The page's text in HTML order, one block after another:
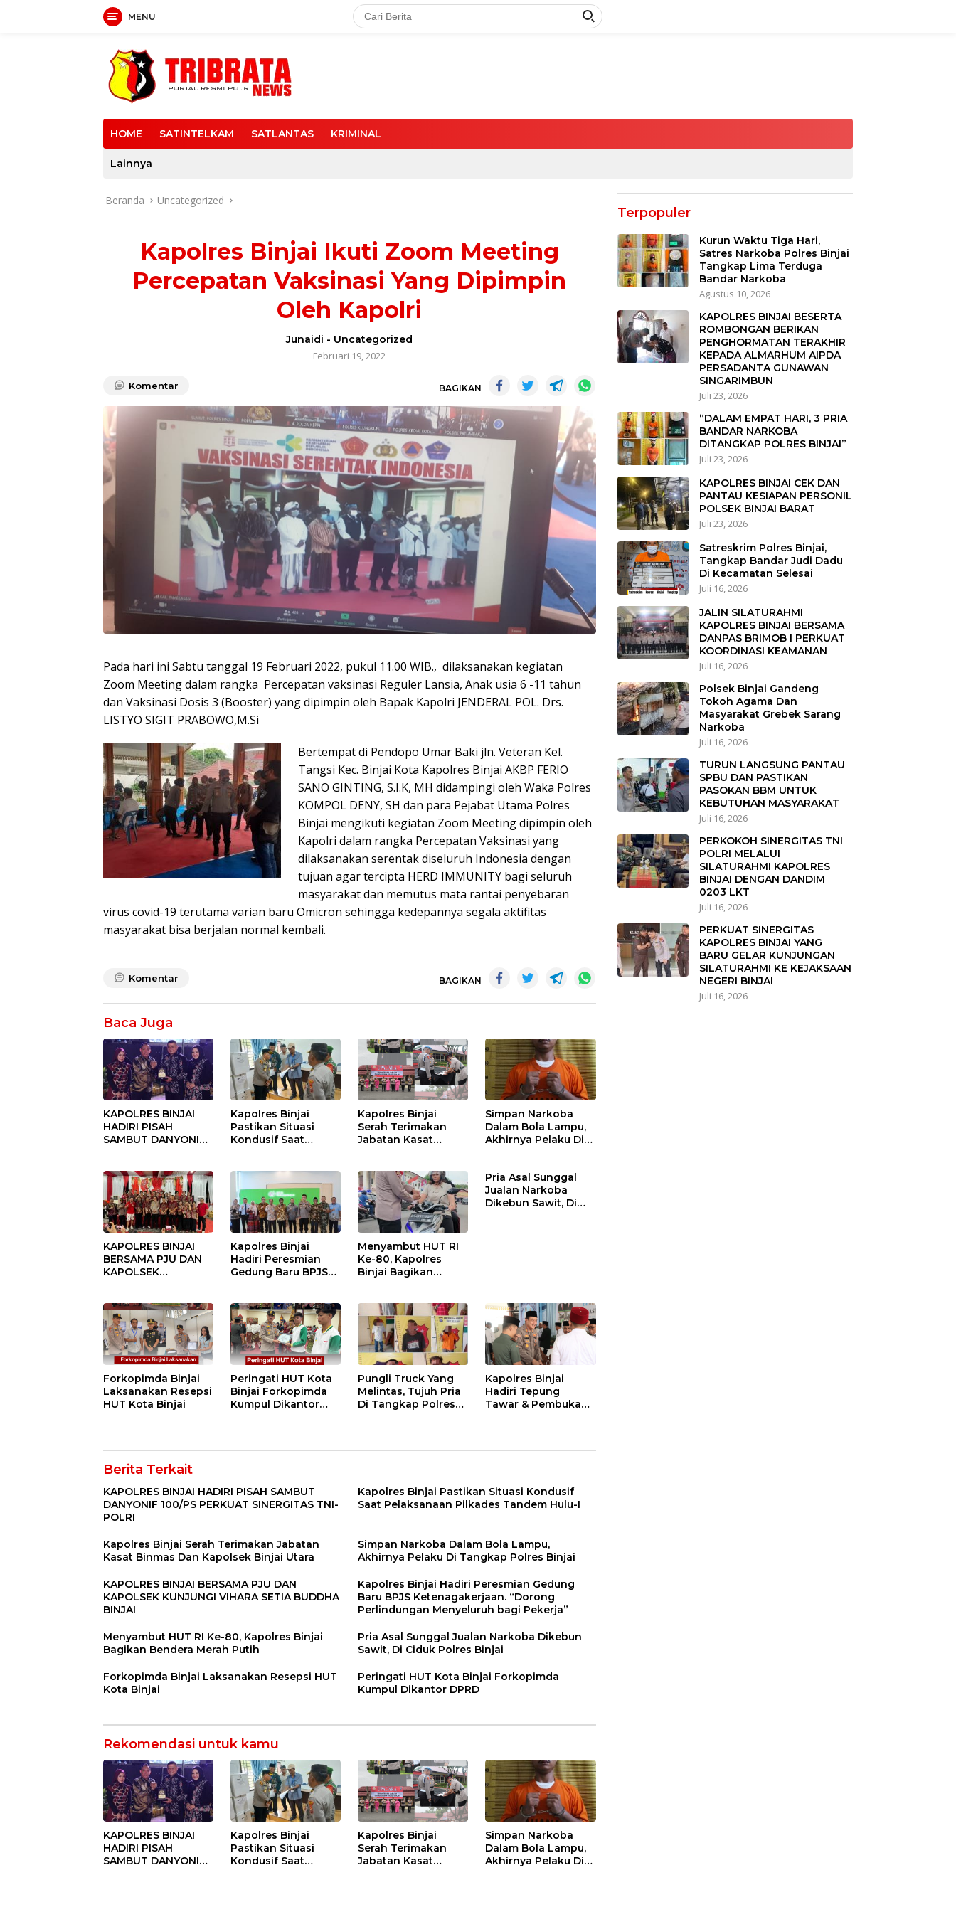
MENU
HOME SATINTELKAM SATLANTAS KRIMINAL
Lainnya
Beranda Uncategorized
Kapolres Binjai Ikuti Zoom Meeting
Percepatan Vaksinasi Yang Dipimpin
Oleh Kapolri
Junaidi - Uncategorized
Februari 19, 2022
Komentar BAGIKAN
Pada hari ini Sabtu tanggal 19 Februari 2022, pukul 11.00 WIB., dilaksanakan kegiatan
Zoom Meeting dalam rangka Percepatan vaksinasi Reguler Lansia, Anak usia 6 -11 tahun
dan Vaksinasi Dosis 3 (Booster) yang dipimpin oleh Bapak Kapolri JENDERAL POL. Drs.
LISTYO SIGIT PRABOWO,M.Si
Bertempat di Pendopo Umar Baki jln. Veteran Kel.
Tangsi Kec. Binjai Kota Kapolres Binjai AKBP FERIO
SANO GINTING, S.I.K, MH didampingi oleh Waka Polres
KOMPOL DENY, SH dan para Pejabat Utama Polres
Binjai mengikuti kegiatan Zoom Meeting dipimpin oleh
Kapolri dalam rangka Percepatan Vaksinasi yang
dilaksanakan serentak diseluruh Indonesia dengan
tujuan agar tercipta HERD IMMUNITY bagi seluruh
masyarakat dan memutus mata rantai penyebaran
virus covid-19 terutama varian baru Omicron sehingga kedepannya segala aktifitas
masyarakat bisa berjalan normal kembali.
Komentar BAGIKAN
Baca Juga
KAPOLRES BINJAI
HADIRI PISAH
SAMBUT DANYONIF
POLRI
Kapolres Binjai
Pastikan Situasi
Kondusif Saat
Hulu-I
Kapolres Binjai
Serah Terimakan
Jabatan Kasat
Utara
Simpan Narkoba
Dalam Bola Lampu,
Akhirnya Pelaku Di
KAPOLRES BINJAI
BERSAMA PJU DAN
KAPOLSEK
BINJAI
Kapolres Binjai
Hadiri Peresmian
Gedung Baru BPJS
Perlindungan
Menyeluruh bagi
Pekerja”
Menyambut HUT RI
Ke-80, Kapolres
Binjai Bagikan
Pria Asal Sunggal
Jualan Narkoba
Dikebun Sawit, Di
Forkopimda Binjai
Laksanakan Resepsi
HUT Kota Binjai
Peringati HUT Kota
Binjai Forkopimda
Kumpul Dikantor
Pungli Truck Yang
Melintas, Tujuh Pria
Di Tangkap Polres
Kapolres Binjai
Hadiri Tepung
Tawar & Pembukaan
Berita Terkait
KAPOLRES BINJAI HADIRI PISAH SAMBUT
DANYONIF 100/PS PERKUAT SINERGITAS TNI-
POLRI
Kapolres Binjai Pastikan Situasi Kondusif
Saat Pelaksanaan Pilkades Tandem Hulu-I
Kapolres Binjai Serah Terimakan Jabatan
Kasat Binmas Dan Kapolsek Binjai Utara
Simpan Narkoba Dalam Bola Lampu,
Akhirnya Pelaku Di Tangkap Polres Binjai
KAPOLRES BINJAI BERSAMA PJU DAN
KAPOLSEK KUNJUNGI VIHARA SETIA BUDDHA
BINJAI
Kapolres Binjai Hadiri Peresmian Gedung
Baru BPJS Ketenagakerjaan. “Dorong
Perlindungan Menyeluruh bagi Pekerja”
Menyambut HUT RI Ke-80, Kapolres Binjai
Bagikan Bendera Merah Putih
Pria Asal Sunggal Jualan Narkoba Dikebun
Sawit, Di Ciduk Polres Binjai
Forkopimda Binjai Laksanakan Resepsi HUT
Kota Binjai
Peringati HUT Kota Binjai Forkopimda
Kumpul Dikantor DPRD
Rekomendasi untuk kamu
KAPOLRES BINJAI
HADIRI PISAH
SAMBUT DANYONIF
Kapolres Binjai
Pastikan Situasi
Kondusif Saat
Kapolres Binjai
Serah Terimakan
Jabatan Kasat
Simpan Narkoba
Dalam Bola Lampu,
Akhirnya Pelaku Di
Terpopuler
Kurun Waktu Tiga Hari,
Satres Narkoba Polres Binjai
Tangkap Lima Terduga
Bandar Narkoba
Agustus 10, 2026
KAPOLRES BINJAI BESERTA
ROMBONGAN BERIKAN
PENGHORMATAN TERAKHIR
KEPADA ALMARHUM AIPDA
PERSADANTA GUNAWAN
SINGARIMBUN
Juli 23, 2026
“DALAM EMPAT HARI, 3 PRIA
BANDAR NARKOBA
DITANGKAP POLRES BINJAI”
Juli 23, 2026
KAPOLRES BINJAI CEK DAN
PANTAU KESIAPAN PERSONIL
POLSEK BINJAI BARAT
Juli 23, 2026
Satreskrim Polres Binjai,
Tangkap Bandar Judi Dadu
Di Kecamatan Selesai
Juli 16, 2026
JALIN SILATURAHMI
KAPOLRES BINJAI BERSAMA
DANPAS BRIMOB I PERKUAT
KOORDINASI KEAMANAN
Juli 16, 2026
Polsek Binjai Gandeng
Tokoh Agama Dan
Masyarakat Grebek Sarang
Narkoba
Juli 16, 2026
TURUN LANGSUNG PANTAU
SPBU DAN PASTIKAN
PASOKAN BBM UNTUK
KEBUTUHAN MASYARAKAT
Juli 16, 2026
PERKOKOH SINERGITAS TNI
POLRI MELALUI
SILATURAHMI KAPOLRES
BINJAI DENGAN DANDIM
0203 LKT
Juli 16, 2026
PERKUAT SINERGITAS
KAPOLRES BINJAI YANG
BARU GELAR KUNJUNGAN
SILATURAHMI KE KEJAKSAAN
NEGERI BINJAI
Juli 16, 2026